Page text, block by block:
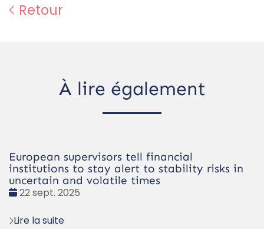
Retour
À lire également
European supervisors tell financial
institutions to stay alert to stability risks in
uncertain and volatile times
Date
22 sept. 2025
Lire la suite